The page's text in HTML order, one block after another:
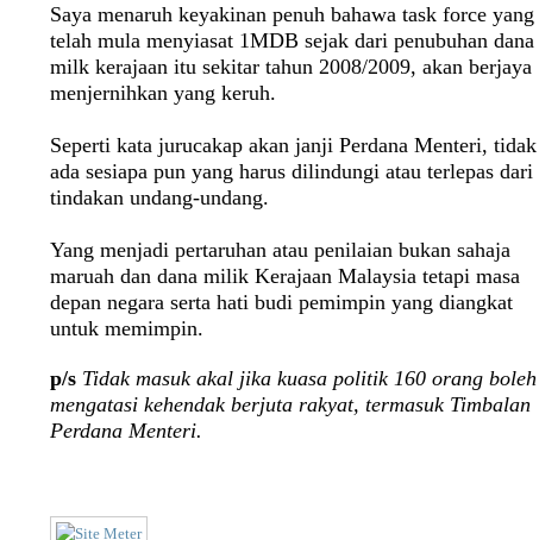
Saya menaruh keyakinan penuh bahawa task force yang
telah mula menyiasat 1MDB sejak dari penubuhan dana
milk kerajaan itu sekitar tahun 2008/2009, akan berjaya
menjernihkan yang keruh.
Seperti kata jurucakap akan janji Perdana Menteri, tidak
ada sesiapa pun yang harus dilindungi atau terlepas dari
tindakan undang-undang.
Yang menjadi pertaruhan atau penilaian bukan sahaja
maruah dan dana milik Kerajaan Malaysia tetapi masa
depan negara serta hati budi pemimpin yang diangkat
untuk memimpin.
p/s Tidak masuk akal jika kuasa politik 160 orang boleh
mengatasi kehendak berjuta rakyat, termasuk Timbalan
Perdana Menteri.